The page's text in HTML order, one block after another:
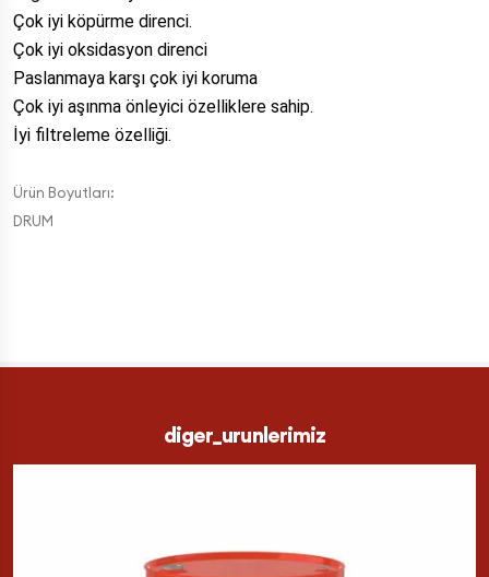
Çok iyi köpürme direnci.
Çok iyi oksidasyon direnci
Paslanmaya karşı çok iyi koruma
Çok iyi aşınma önleyici özelliklere sahip.
İyi filtreleme özelliği.
Ürün Boyutları:
DRUM
diger_urunlerimiz